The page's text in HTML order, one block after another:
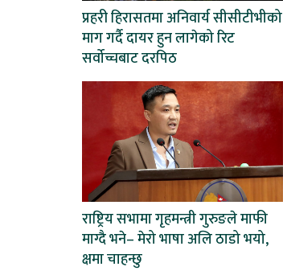
प्रहरी हिरासतमा अनिवार्य सीसीटीभीको
माग गर्दै दायर हुन लागेको रिट
सर्वोच्चबाट दरपिठ
राष्ट्रिय सभामा गृहमन्त्री गुरुङले माफी
माग्दै भने– मेरो भाषा अलि ठाडो भयो,
क्षमा चाहन्छु